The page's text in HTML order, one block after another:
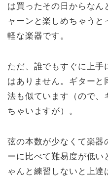
は買ったその日からなん
ャーンと楽しめちゃう
軽な楽器です。
ただ、誰でもすぐに上手
はありません。ギターと
法も似ています（ので、
ちゃいますが）。
弦の本数が少なくて楽器
ーに比べて難易度が低い
ゃんと練習しないと上達